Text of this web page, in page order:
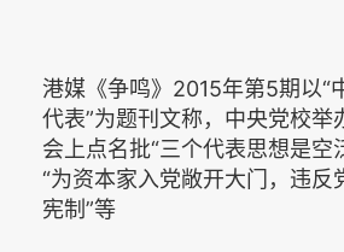
港媒《争鸣》2015年第5期以“
代表”为题刊文称，中央党校举
会上点名批“三个代表思想是空
“为资本家入党敞开大门，违反
宪制”等